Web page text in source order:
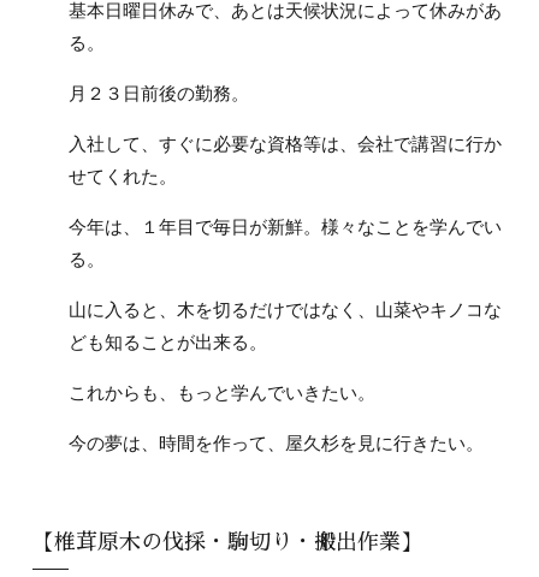
基本日曜日休みで、あとは天候状況によって休みがあ
る。
月２３日前後の勤務。
入社して、すぐに必要な資格等は、会社で講習に行か
せてくれた。
今年は、１年目で毎日が新鮮。様々なことを学んでい
る。
山に入ると、木を切るだけではなく、山菜やキノコな
ども知ることが出来る。
これからも、もっと学んでいきたい。
今の夢は、時間を作って、屋久杉を見に行きたい。
【椎茸原木の伐採・駒切り・搬出作業】